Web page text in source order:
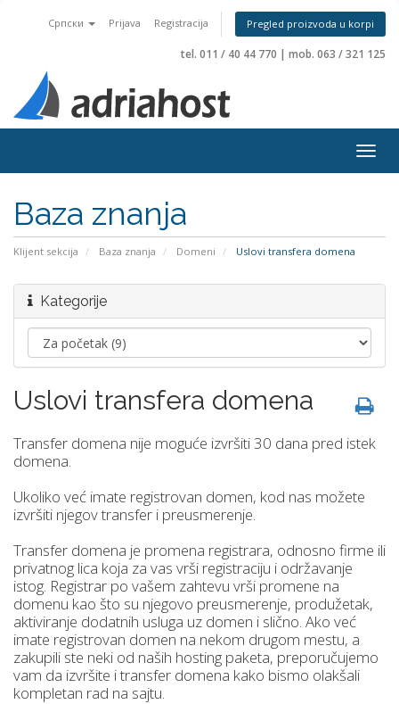
Српски Prijava Registracija Pregled proizvoda u korpi
tel. 011 / 40 44 770 | mob. 063 / 321 125
Baza znanja
Klijent sekcija Baza znanja Domeni Uslovi transfera domena
Kategorije
Uslovi transfera domena
Transfer domena nije moguće izvršiti 30 dana pred istek
domena.
Ukoliko već imate registrovan domen, kod nas možete
izvršiti njegov transfer i preusmerenje.
Transfer domena je promena registrara, odnosno firme ili
privatnog lica koja za vas vrši registraciju i održavanje
istog. Registrar po vašem zahtevu vrši promene na
domenu kao što su njegovo preusmerenje, produžetak,
aktiviranje dodatnih usluga uz domen i slično. Ako već
imate registrovan domen na nekom drugom mestu, a
zakupili ste neki od naših hosting paketa, preporučujemo
vam da izvršite i transfer domena kako bismo olakšali
kompletan rad na sajtu.